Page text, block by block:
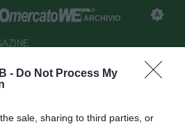
- Do Not Process My
sale, sharing to third parties, or
ARCHIVIO
Pagliuca: "Il